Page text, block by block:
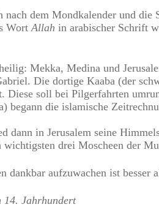
dem Mondkalender und
WortAllah in arabischer Schrift
Mekka, Medina und
Die dortige Kaaba (der
Diese soll bei Pilgerfahrten
begann die islamische
in Jerusalem seine
drei Moscheen der
dankbar aufzuwachen ist
14. Jahrhundert